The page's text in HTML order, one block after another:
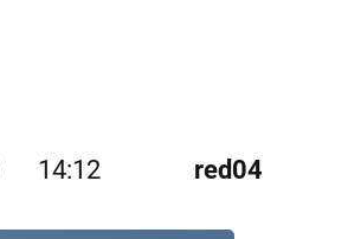
14:12 red04